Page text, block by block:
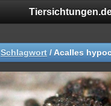
Schlagwort / Acalles